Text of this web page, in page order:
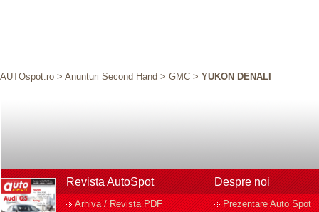
AUTOspot.ro > Anunturi Second Hand > GMC > YUKON DENALI
Revista AutoSpot
Arhiva / Revista PDF
Despre noi
Prezentare Auto Spot